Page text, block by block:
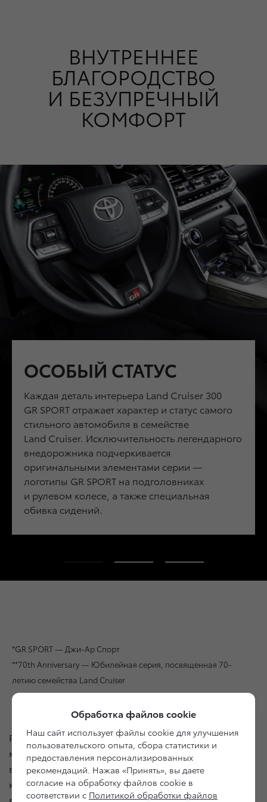
ВНУТРЕННЕЕ
БЛАГОРОДСТВО
И БЕЗУПРЕЧНЫЙ
КОМФОРТ
ОСОБЫЙ СТАТУС
Каждая деталь интерьера Land Cruiser 300
GR SPORT отражает характер и статус самого
стильного автомобиля в семействе
Land Cruiser. Исключительность легендарного
внедорожника подчеркивается
оригинальными элементами серии —
логотипы GR SPORT на подголовниках
и рулевом колесе, а также специальная
обивка сидений.
ПРЕМИАЛЬНЫЙ
ИНТЕРЬЕР
Безупречный комфорт абсолютно нового
Land Cruiser 300достигается благодаря
четырехзонному климат-контролю, который
позволяет создать отдельный микроклимат
для каждого пассажира, ионизатору воздуха
nanoe, который очищает и обеззараживает
воздух в салоне, материалам премиального
качества и кожаной обивке сидений.
ПРОДВИНУТЫЕ
ТЕХНОЛОГИИ
Дисплей 7'' на панели приборов,
проекционный дисплей на лобовое стекло
поколения с экраном 12,3'' и поддержкой
Apple Carplay© и Android Auto© позволяют
использовать все функции автомобиля
с комфортом и не отвлекаясь от вождения.
*GR SPORT — Джи-Ар Спорт
**70th Anniversary — Юбилейная серия, посвященная 70-
летию семейства Land Cruiser
Зимний комфорт
Россия славится суровыми зимами. Поэтому
мы предусмотрели всё, чтобы комфорт окружал
вас, пока за окном бушует снежная буря. Зимний
комфорт4не позволит морозам вносить правки
в ваши планы на день.
Обработка файлов cookie
Наш сайт использует файлы cookie для улучшения
пользовательского опыта, сбора статистики и
предоставления персонализированных
рекомендаций. Нажав «Принять», вы даете
согласие на обработку файлов cookie в
соответствии с Политикой обработки файлов